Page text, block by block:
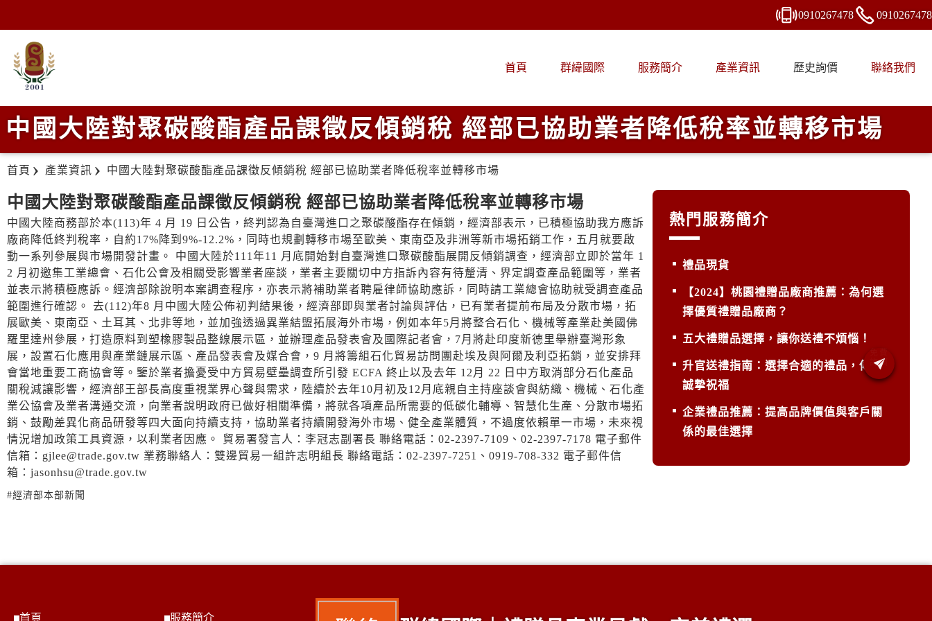
0910267478 0910267478
首頁 群緯國際 服務簡介 產業資訊 歷史詢價 聯絡我們
中國大陸對聚碳酸酯產品課徵反傾銷稅 經部已協助業者降低稅率並轉移市場
首頁 產業資訊 中國大陸對聚碳酸酯產品課徵反傾銷稅 經部已協助業者降低稅率並轉移市場
中國大陸對聚碳酸酯產品課徵反傾銷稅 經部已協助業者降低稅率並轉移市場
中國大陸商務部於本(113)年 4 月 19 日公告，終判認為自臺灣進口之聚碳酸酯存在傾銷，經濟部表示，已積極協助我方應訴
廠商降低終判稅率，自約17%降到9%-12.2%，同時也規劃轉移市場至歐美、東南亞及非洲等新市場拓銷工作，五月就要啟
動一系列參展與市場開發計畫。 中國大陸於111年11 月底開始對自臺灣進口聚碳酸酯展開反傾銷調查，經濟部立即於當年 1
2 月初邀集工業總會、石化公會及相關受影響業者座談，業者主要關切中方指訴內容有待釐清、界定調查產品範圍等，業者
並表示將積極應訴。經濟部除說明本案調查程序，亦表示將補助業者聘雇律師協助應訴，同時請工業總會協助就受調查產品
範圍進行確認。 去(112)年8 月中國大陸公佈初判結果後，經濟部即與業者討論與評估，已有業者提前布局及分散市場，拓
展歐美、東南亞、土耳其、北非等地，並加強透過異業結盟拓展海外市場，例如本年5月將整合石化、機械等產業赴美國佛
羅里達州參展，打造原料到塑橡膠製品整線展示區，並辦理產品發表會及國際記者會，7月將赴印度新德里舉辦臺灣形象
展，設置石化應用與產業鏈展示區、產品發表會及媒合會，9 月將籌組石化貿易訪問團赴埃及與阿爾及利亞拓銷，並安排拜
會當地重要工商協會等。鑒於業者擔憂受中方貿易壁壘調查所引發 ECFA 終止以及去年 12月 22 日中方取消部分石化產品
關稅減讓影響，經濟部王部長高度重視業界心聲與需求，陸續於去年10月初及12月底親自主持座談會與紡織、機械、石化產
業公協會及業者溝通交流，向業者說明政府已做好相關準備，將就各項產品所需要的低碳化輔導、智慧化生產、分散市場拓
銷、鼓勵差異化商品研發等四大面向持續支持，協助業者持續開發海外市場、健全產業體質，不過度依賴單一市場，未來視
情況增加政策工具資源，以利業者因應。 貿易署發言人：李冠志副署長 聯絡電話：02-2397-7109、02-2397-7178 電子郵件
信箱：gjlee@trade.gov.tw 業務聯絡人：雙邊貿易一組許志明組長 聯絡電話：02-2397-7251、0919-708-332 電子郵件信
箱：jasonhsu@trade.gov.tw
#經濟部本部新聞
熱門服務簡介
禮品現貨
【2024】桃園禮贈品廠商推薦：為何選
擇優質禮贈品廠商？
五大禮贈品選擇，讓你送禮不煩惱！
升官送禮指南：選擇合適的禮品，傳遞
誠摯祝福
企業禮品推薦：提高品牌價值與客戶關
係的最佳選擇
首頁 服務簡介